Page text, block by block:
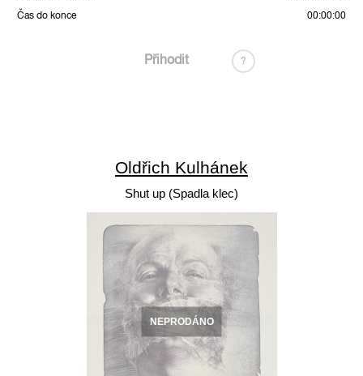
Čas do konce 00:00:00
Přihodit ?
Oldřich Kulhánek
Shut up (Spadla klec)
NEPRODÁNO